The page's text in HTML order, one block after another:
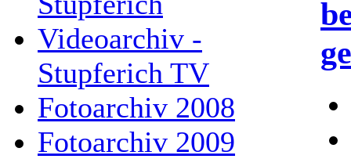
Videoarchiv -
Stupferich TV
Fotoarchiv 2008
Fotoarchiv 2009